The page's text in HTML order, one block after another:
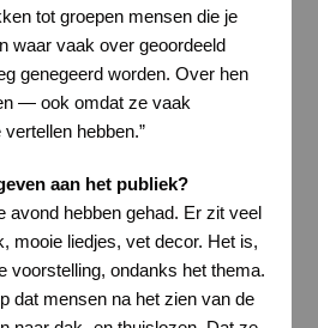
tot groepen mensen die je
waar vaak over geoordeeld
genegeerd worden. Over hen
— ook omdat ze vaak
hebben.”
aan het publiek?
avond hebben gehad. Er zit veel
mooie liedjes, vet decor. Het is,
voorstelling, ondanks het thema.
dat mensen na het zien van de